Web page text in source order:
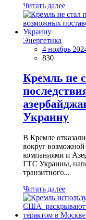
Читать далее
Энергетика
4 ноябрь
830
Кремль не
Украину
В Кремле
вокруг
компаниями и
ГТС Украины,
транзитного...
Читать далее